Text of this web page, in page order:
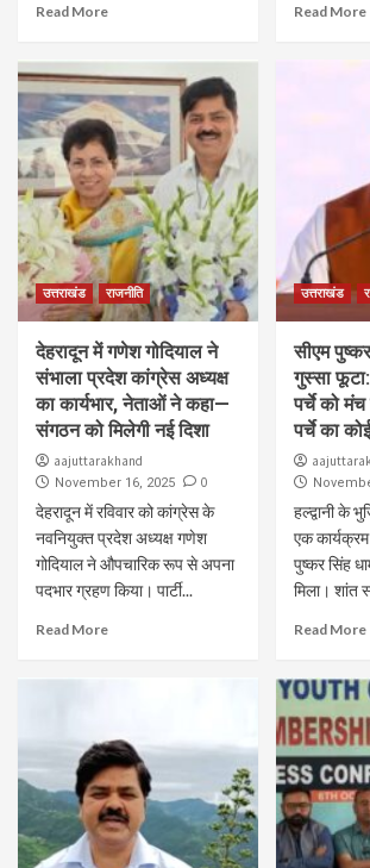
Read More Read More
उत्तराखंड राजनीति
देहरादून में गणेश गोदियाल ने
संभाला प्रदेश कांग्रेस अध्यक्ष
का कार्यभार, नेताओं ने कहा—
संगठन को मिलेगी नई दिशा
aajuttarakhand
November 16, 2025 0
देहरादून में रविवार को कांग्रेस के
नवनियुक्त प्रदेश अध्यक्ष गणेश
गोदियाल ने औपचारिक रूप से अपना
पदभार ग्रहण किया। पार्टी...
Read More
उत्तराखंड
सीएम
गुस्सा
पर्चे को
पर्चे का
हल्द्वानी के
एक
पुष्कर सिंह
मिला। शांत
Read More